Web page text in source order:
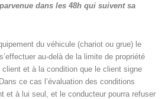
dans les 48h qui suivent sa
du véhicule (chariot ou grue) le
au-delà de la limite de propriété
et à la condition que le client signe
ce cas l’évaluation des conditions
et à lui seul, et le conducteur pourra refuser